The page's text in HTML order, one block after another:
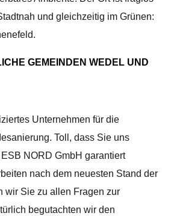
und gleichzeitig im Grünen:
GEMEINDEN WEDEL UND
Unternehmen für die
Toll, dass Sie uns
NORD GmbH garantiert
nach dem neuesten Stand der
wir Sie zu allen Fragen zur
begutachten wir den